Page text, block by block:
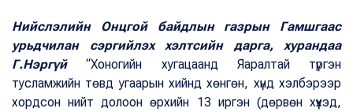
Нийслэлийн Онцгой байдлын газрын Гамшгаас
урьдчилан сэргийлэх хэлтсийн дарга, хурандаа
Г.Нэргүй“Хоногийн хугацаанд Яаралтай түргэн
тусламжийн төвд угаарын хийнд хөнгөн, хүнд хэлбэрээр
хордсон нийт долоон өрхийн 13 иргэн (дөрвөн хүүхэд,